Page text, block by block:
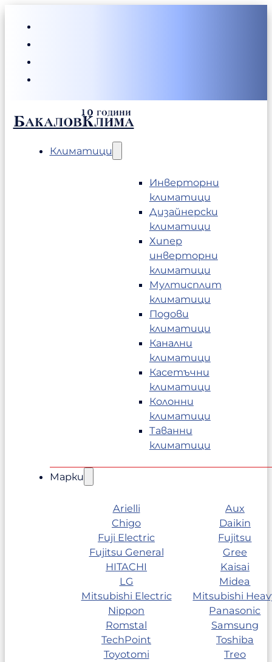
БакаловКлима
Климатици
Инверторни
климатици
Дизайнерски
климатици
Хипер
инверторни
климатици
Мултисплит
климатици
Подови
климатици
Канални
климатици
Касетъчни
климатици
Колонни
климатици
Таванни
климатици
Марки
Arielli
Aux
Chigo
Daikin
Fuji Electric
Fujitsu
Fujitsu General
Gree
HITACHI
Kaisai
LG
Midea
Mitsubishi Electric
Mitsubishi
Nippon
Panasonic
Romstal
Samsung
TechPoint
Toshiba
Toyotomi
Treo